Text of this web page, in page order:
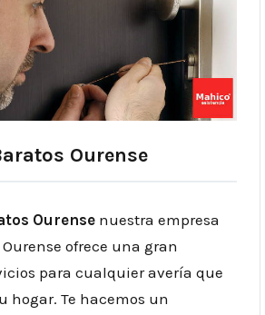
Ourense
Ourense nuestra empresa
ofrece una gran
para cualquier avería que
hogar. Te hacemos un